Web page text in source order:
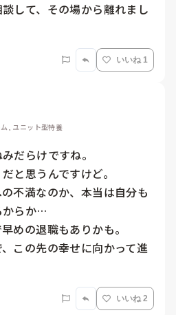
して、その場から離れまし
いいね 1
, ユニット型特養
だらけですね。
と思うんですけど。
不満なのか、本当は自分も
からか…
めの退職もありかも。
この先の幸せに向かって進
いいね 2